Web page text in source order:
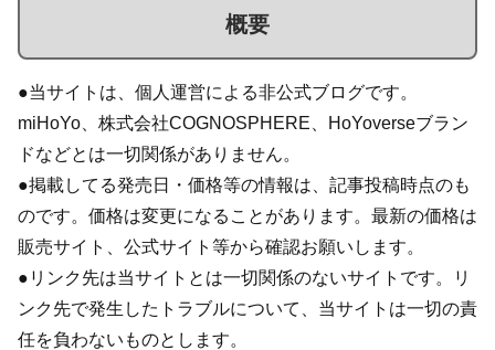
概要
●当サイトは、個人運営による非公式ブログです。
miHoYo、株式会社COGNOSPHERE、HoYoverseブラン
ドなどとは一切関係がありません。
●掲載してる発売日・価格等の情報は、記事投稿時点のも
のです。価格は変更になることがあります。最新の価格は
販売サイト、公式サイト等から確認お願いします。
●リンク先は当サイトとは一切関係のないサイトです。リ
ンク先で発生したトラブルについて、当サイトは一切の責
任を負わないものとします。